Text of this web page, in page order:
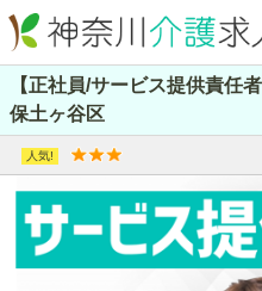
【正社員/サービス提供責
保土ヶ谷区